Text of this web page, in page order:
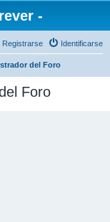
-
Identificarse
Registrarse
del Foro
Foro